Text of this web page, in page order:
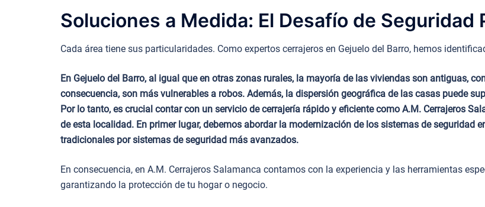
Soluciones a Medida: El Desafío de Seguridad
Cada área tiene sus particularidades. Como expertos cerrajeros en Gejuelo del Barro, hemos
En Gejuelo del Barro, al igual que en otras zonas rurales, la mayoría de las viviendas son antiguas,
consecuencia, son más vulnerables a robos. Además, la dispersión geográfica de las casas puede
Por lo tanto, es crucial contar con un servicio de cerrajería rápido y eficiente como A.M. Cerrajeros
de esta localidad. En primer lugar, debemos abordar la modernización de los sistemas de seguridad
tradicionales por sistemas de seguridad más avanzados.
En consecuencia, en A.M. Cerrajeros Salamanca contamos con la experiencia y las herramientas
garantizando la protección de tu hogar o negocio.